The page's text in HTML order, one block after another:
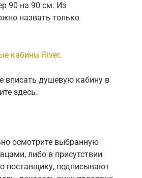
90 на 90 см. Из
назвать только
кабины River.
вписать душевую кабину в
здесь.
осмотрите выбранную
либо в присутствии
поставщику, подписывают